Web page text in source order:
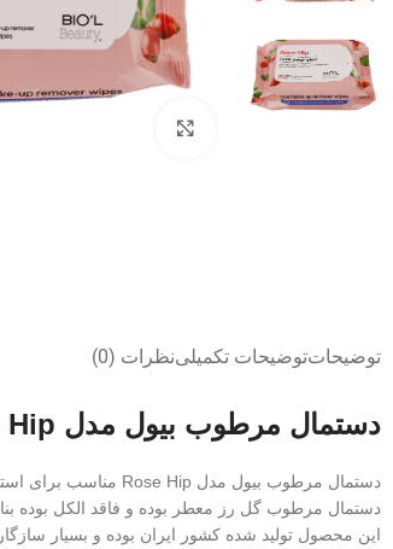
توضیحاتتوضیحات تکمیلینظرات (0)
دستمال مرطوب بیول مدل Rose Hip
دستمال مرطوب بیول مدل Rose Hip مناسب برای استفاده انواع پوست می باشد.
دستمال مرطوب گل رز معطر بوده و فاقد الکل بوده
این محصول تولید شده کشور ایران بوده و بسیار